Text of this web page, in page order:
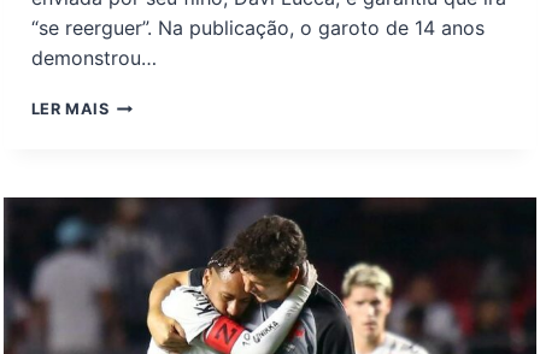
“se reerguer”. Na publicação, o garoto de 14 anos
demonstrou…
LER MAISNEYMAR
APOIO
DO
FILHO
DERROTA
PROMETE